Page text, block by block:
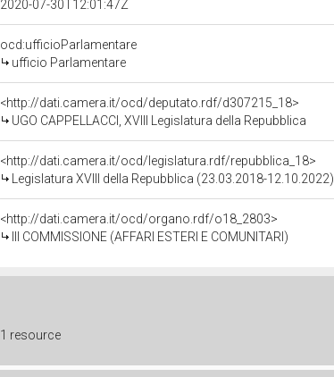
2020-07-30T12:01:47Z
ocd:ufficioParlamentare
ufficio Parlamentare
<http://dati.camera.it/ocd/deputato.rdf/d307215_18>
UGO CAPPELLACCI, XVIII Legislatura della Repubblica
<http://dati.camera.it/ocd/legislatura.rdf/repubblica_18>
Legislatura XVIII della Repubblica (23.03.2018-12.10.2022)
<http://dati.camera.it/ocd/organo.rdf/o18_2803>
III COMMISSIONE (AFFARI ESTERI E COMUNITARI)
1 resource